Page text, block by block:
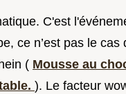
C'est
ce n’est pas le cas
( Mousse au
). Le facteur